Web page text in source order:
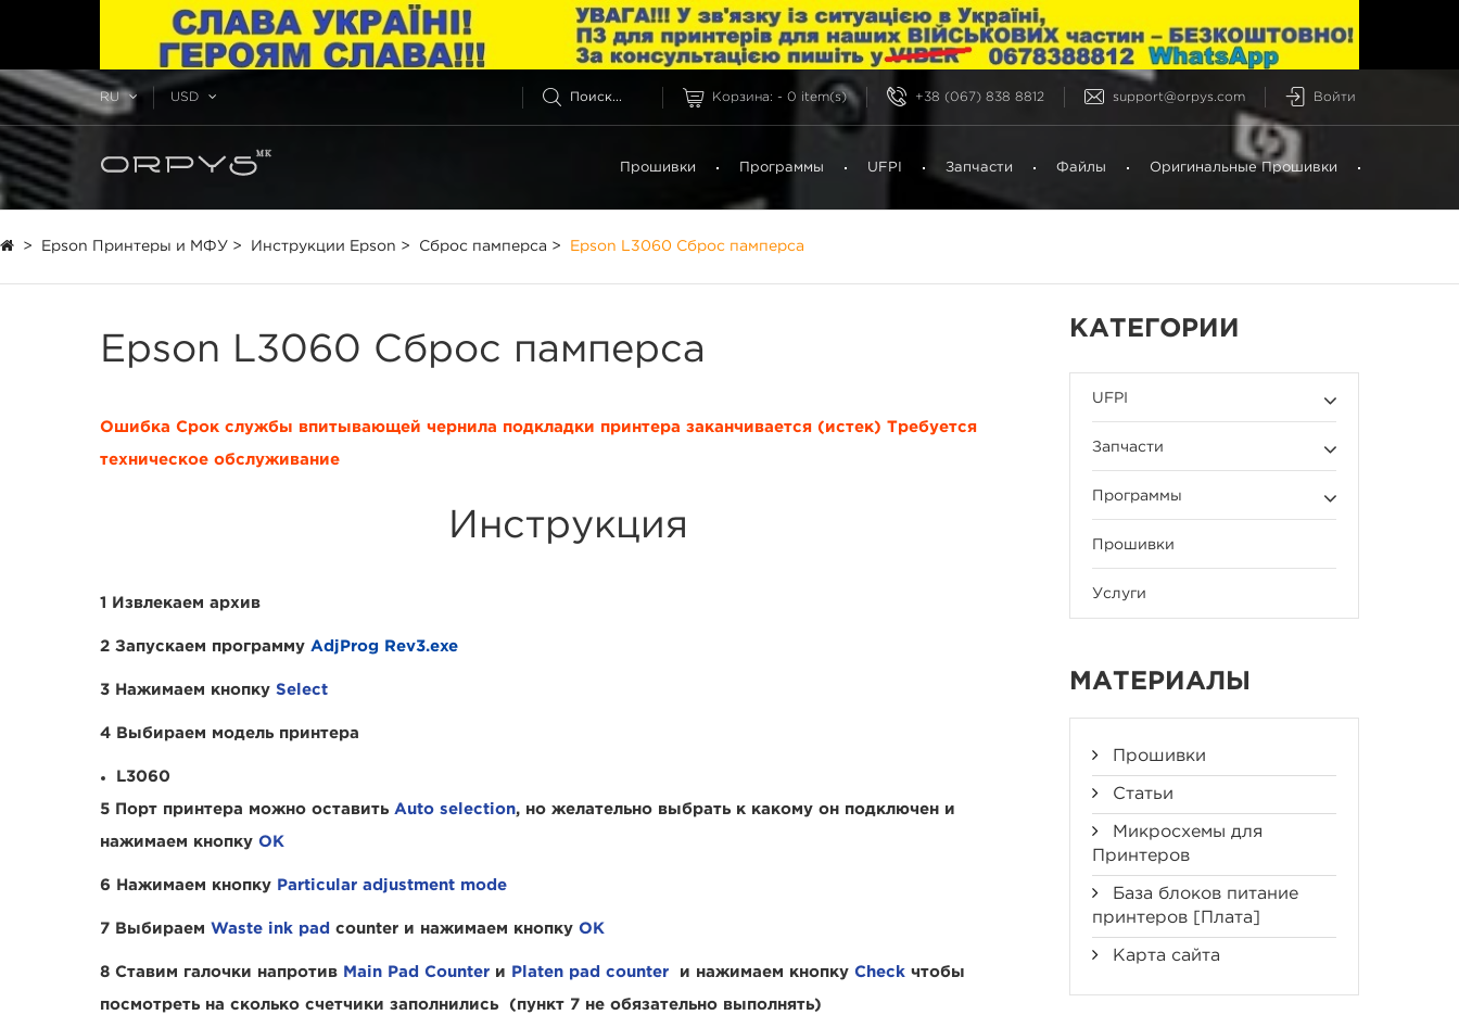
RU USD Корзина: - 0 item(s) +38 (067) 838 8812 support@orpys.com Войти
Прошивки Программы UFPI Запчасти Файлы Оригинальные Прошивки
> Epson Принтеры и МФУ > Инструкции Epson > Сброс памперса > Epson L3060 Сброс памперса
Epson L3060 Сброс памперса
Ошибка Срок службы впитывающей чернила подкладки принтера заканчивается (истек) Требуется
техническое обслуживание
Инструкция
1 Извлекаем архив
2 Запускаем программу AdjProg Rev3.exe
3 Нажимаем кнопку Select
4 Выбираем модель принтера
L3060
5 Порт принтера можно оставить Auto selection, но желательно выбрать к какому он подключен и
нажимаем кнопку OK
6 Нажимаем кнопку Particular adjustment mode
7 Выбираем Waste ink pad counter и нажимаем кнопку OK
8 Ставим галочки напротив Main Pad Counter и Platen pad counter и нажимаем кнопку Check чтобы
посмотреть на сколько счетчики заполнились (пункт 7 не обязательно выполнять)
КАТЕГОРИИ
UFPI
Запчасти
Программы
Прошивки
Услуги
МАТЕРИАЛЫ
Прошивки
Статьи
Микросхемы для
Принтеров
База блоков питание
принтеров [Плата]
Карта сайта